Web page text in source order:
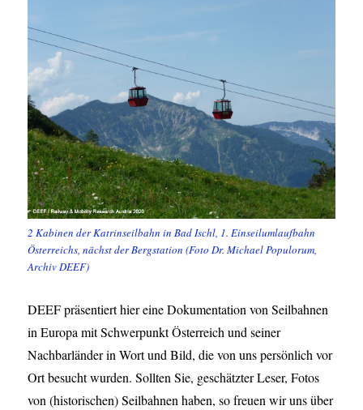
2 Kabinen der Katrinseilbahn in Bad Ischl, 1. Einseilumlaufbahn
Österreichs, nächst der Bergstation (Foto Dr. Michael Populorum,
Archiv DEEF)
DEEF präsentiert hier eine Dokumentation von Seilbahnen
in Europa mit Schwerpunkt Österreich und seiner
Nachbarländer in Wort und Bild, die von uns persönlich vor
Ort besucht wurden. Sollten Sie, geschätzter Leser, Fotos
von (historischen) Seilbahnen haben, so freuen wir uns über